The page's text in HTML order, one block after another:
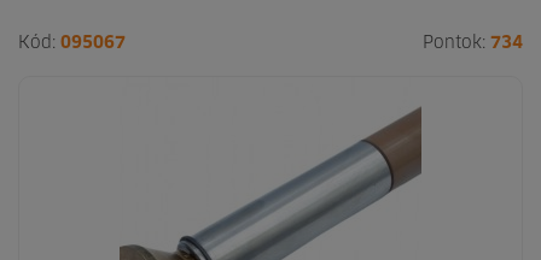
Kód: 095067 Pontok: 734